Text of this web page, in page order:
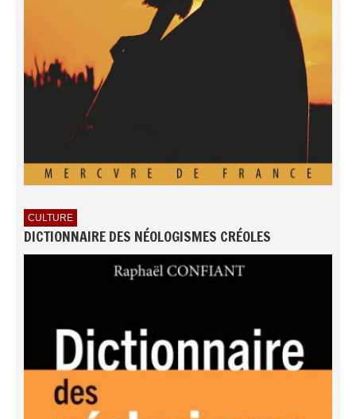
CULTURE
DICTIONNAIRE DES NÉOLOGISMES CRÉOLES